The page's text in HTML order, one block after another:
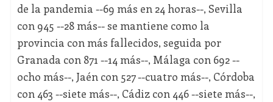
de la pandemia --69 más en 24 horas--, Sevilla
con 945 --28 más-- se mantiene como la
provincia con más fallecidos, seguida por
Granada con 871 --14 más--, Málaga con 692 --
ocho más--, Jaén con 527 --cuatro más--, Córdoba
con 463 --siete más--, Cádiz con 446 --siete más--,